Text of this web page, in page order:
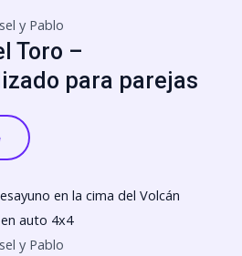
y Pablo
Toro –
para parejas
y Pablo
Price
range:
95EUR€
This